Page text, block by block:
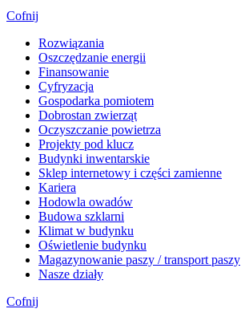
Cofnij
Rozwiązania
​Oszczędzanie energii
Finansowanie
Cyfryzacja
Gospodarka pomiotem
Dobrostan zwierząt
Oczyszczanie powietrza
Projekty pod klucz
Budynki inwentarskie
Sklep internetowy i części zamienne
Kariera
Hodowla owadów
Budowa szklarni
Klimat w budynku
Oświetlenie budynku
Magazynowanie paszy / transport paszy
Nasze działy
Cofnij